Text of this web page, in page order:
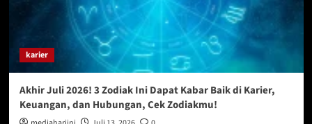
karier
Akhir Juli 2026! 3 Zodiak Ini Dapat Kabar Baik di Karier,
Keuangan, dan Hubungan, Cek Zodiakmu!